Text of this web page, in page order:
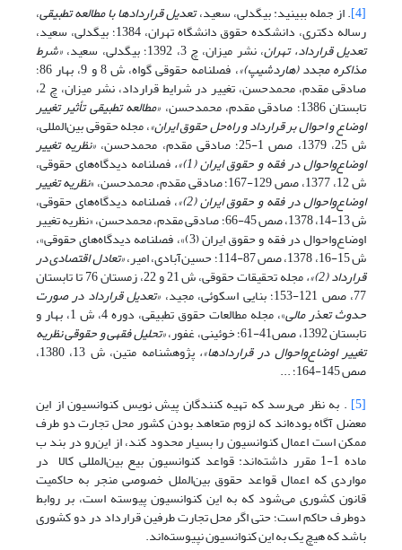
[4] . از جمله ببینید: بیگدلی، سعید،تعدیل قراردادها با مطالعه تطبیقی،
رساله دکتری، دانشکده حقوق دانشگاه تهران، 1384؛ بیگدلی، سعید،
تعدیل قرارداد، تهران، نشر میزان، چ 3، 1392؛ بیگدلی، سعید، «شرط
مذاکره مجدد (هاردشیپ)» ، فصلنامه حقوقی گواه، ش 8 و 9، بهار 86؛
صادقی مقدم، محمدحسن، تغییر در شرایط قرارداد، نشر میزان، چ 2،
تابستان 1386؛ صادقی مقدم، محمدحسن، «مطالعه تطبیقی تأثیر تغییر
اوضاع‌ و احوال بر قرارداد و راه‌حل حقوق ایران»، مجله حقوقی بین‌المللی،
ش 25، 1379، صص 1-25؛ صادقی مقدم، محمدحسن، «نظریه تغییر
اوضاع‌واحوال در فقه و حقوق ایران (1)»، فصلنامه دیدگاه‌های حقوقی،
ش 12، 1377، صص 129-167؛ صادقی مقدم، محمدحسن، « نظریه تغییر
اوضاع‌واحوال در فقه و حقوق ایران (2)» ، فصلنامه دیدگاه‌های حقوقی،
ش 13-14، 1378، صص 45-66؛ صادقی مقدم، محمدحسن، «نظریه تغییر
اوضاع‌واحوال در فقه و حقوق ایران (3)»، فصلنامه دیدگاه‌های حقوقی»،
ش 15-16، 1378، صص 87-114؛ حسین‌آبادی، امیر، «تعادل اقتصادی در
قرارداد (2)»، مجله تحقیقات حقوقی، ش 21 و 22، زمستان 76 تا تابستان
77، صص 121-153؛ بنایی اسکوئی، مجید، «تعدیل قرارداد در صورت
حدوث تعذر مالی »، مجله مطالعات حقوق تطبیقی، دوره 4، ش 1، بهار و
تابستان 1392، صص41-61؛ خوئینی، غفور، «تحلیل فقهی و حقوقی نظریه
تغییر اوضاع‌واحوال در قراردادها»، پژوهشنامه متین، ش 13، 1380،
صص 145-164؛ ...
[5]
. به نظر می‌رسد که تهیه کنندگان پیش نویس کنوانسیون از این
معضل آگاه بوده‌اند که لزوم متعاهد بودن کشور محل تجارت دو طرف
ممکن است اعمال کنوانسیون را بسیار محدود کند، از این‌رو در بند ب
ماده 1-1 مقرر داشته‌اند: قواعد کنوانسیون بیع بین‌المللی کالا در
مواردی که اعمال قواعد حقوق بین‌الملل خصوصی منجر به حاکمیت
قانون کشوری می‌شود که به این کنوانسیون پیوسته است، بر روابط
دوطرف حاکم است؛ حتی اگر محل تجارت طرفین قرارداد در دو کشوری
باشد که هیچ یک به این کنوانسیون نپیوسته‌اند.